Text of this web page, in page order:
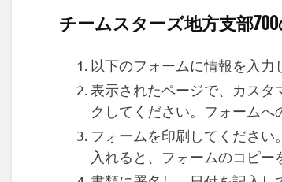
チームスターズ地方支部
以下のフォームに情報を入力
表示されたページで、カスタ
クしてください。フォームへ
フォームを印刷してくださ
入れると、フォームのコピー